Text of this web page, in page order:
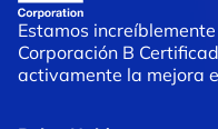
Estamos
Corporación B
activamente la mejora